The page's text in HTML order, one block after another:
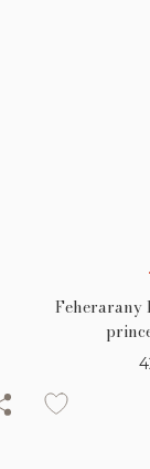
Feherarany